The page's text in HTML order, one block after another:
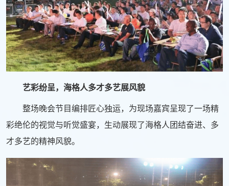
艺彩纷呈，海格人多才多艺展风貌
整场晚会节目编排匠心独运，为现场嘉宾呈现了一场精
彩绝伦的视觉与听觉盛宴，生动展现了海格人团结奋进、多
才多艺的精神风貌。